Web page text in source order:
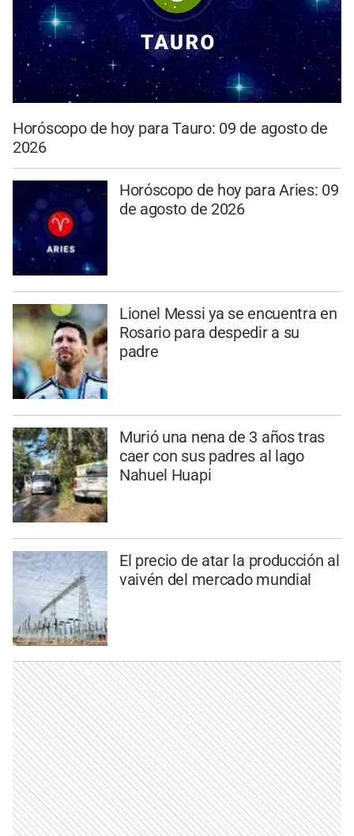
Horóscopo de hoy para Tauro: 09 de agosto de
2026
Horóscopo de hoy para Aries: 09
de agosto de 2026
Lionel Messi ya se encuentra en
Rosario para despedir a su
padre
Murió una nena de 3 años tras
caer con sus padres al lago
Nahuel Huapi
El precio de atar la producción al
vaivén del mercado mundial